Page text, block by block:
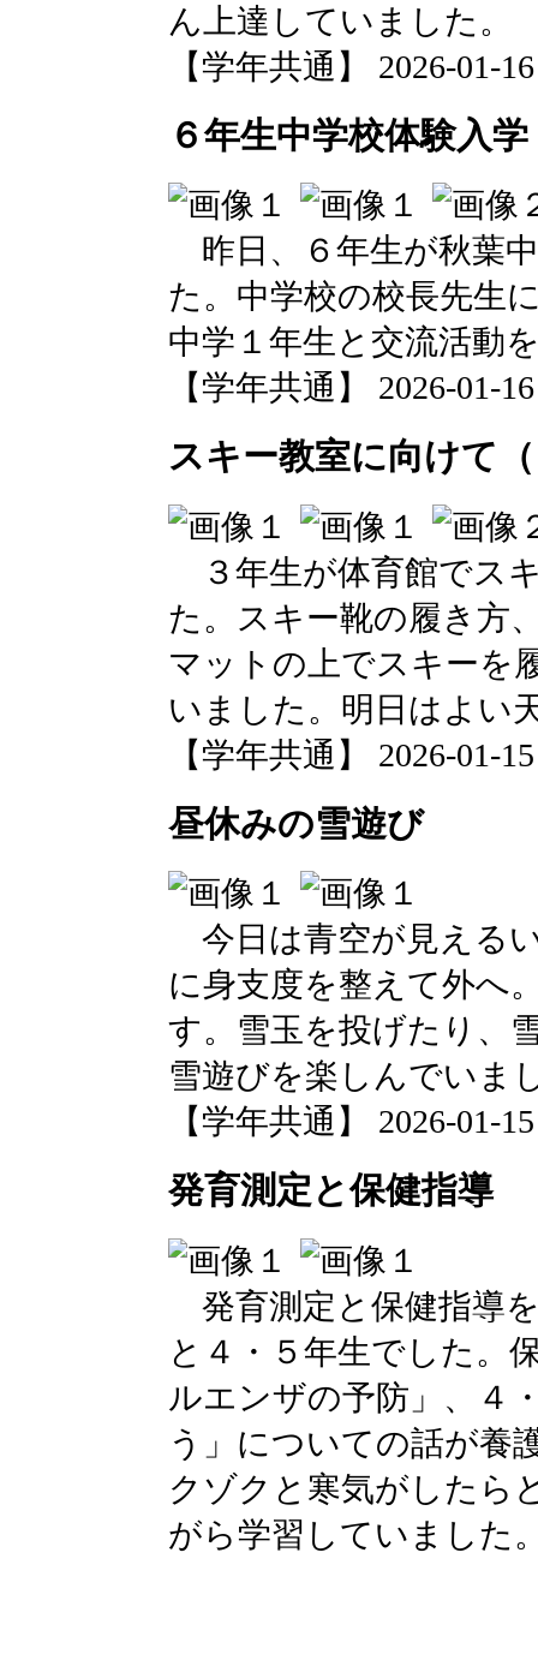
ん上達していました。
【学年共通】 2026-01-
６年生中学校体験入学
昨日、６年生が秋葉
た。中学校の校長先生
中学１年生と交流活動
【学年共通】 2026-01-
スキー教室に向けて
３年生が体育館でス
た。スキー靴の履き方
マットの上でスキーを
いました。明日はよい
【学年共通】 2026-01-
昼休みの雪遊び
今日は青空が見える
に身支度を整えて外へ
す。雪玉を投げたり、
雪遊びを楽しんでいま
【学年共通】 2026-01-
発育測定と保健指導
発育測定と保健指導
と４・５年生でした。
ルエンザの予防」、４
う」についての話が養
クゾクと寒気がしたら
がら学習していました